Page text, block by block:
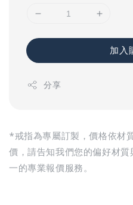
加入
分享
*戒指為專屬訂製，價格依材
價，請告知我們您的偏好材
一的專業報價服務。